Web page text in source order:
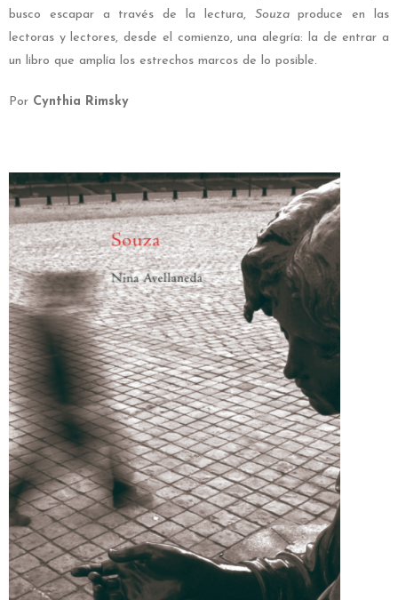
busco escapar a través de la lectura, Souzaproduce en las
lectoras y lectores, desde el comienzo, una alegría: la de entrar a
un libro que amplía los estrechos marcos de lo posible.
Por Cynthia Rimsky